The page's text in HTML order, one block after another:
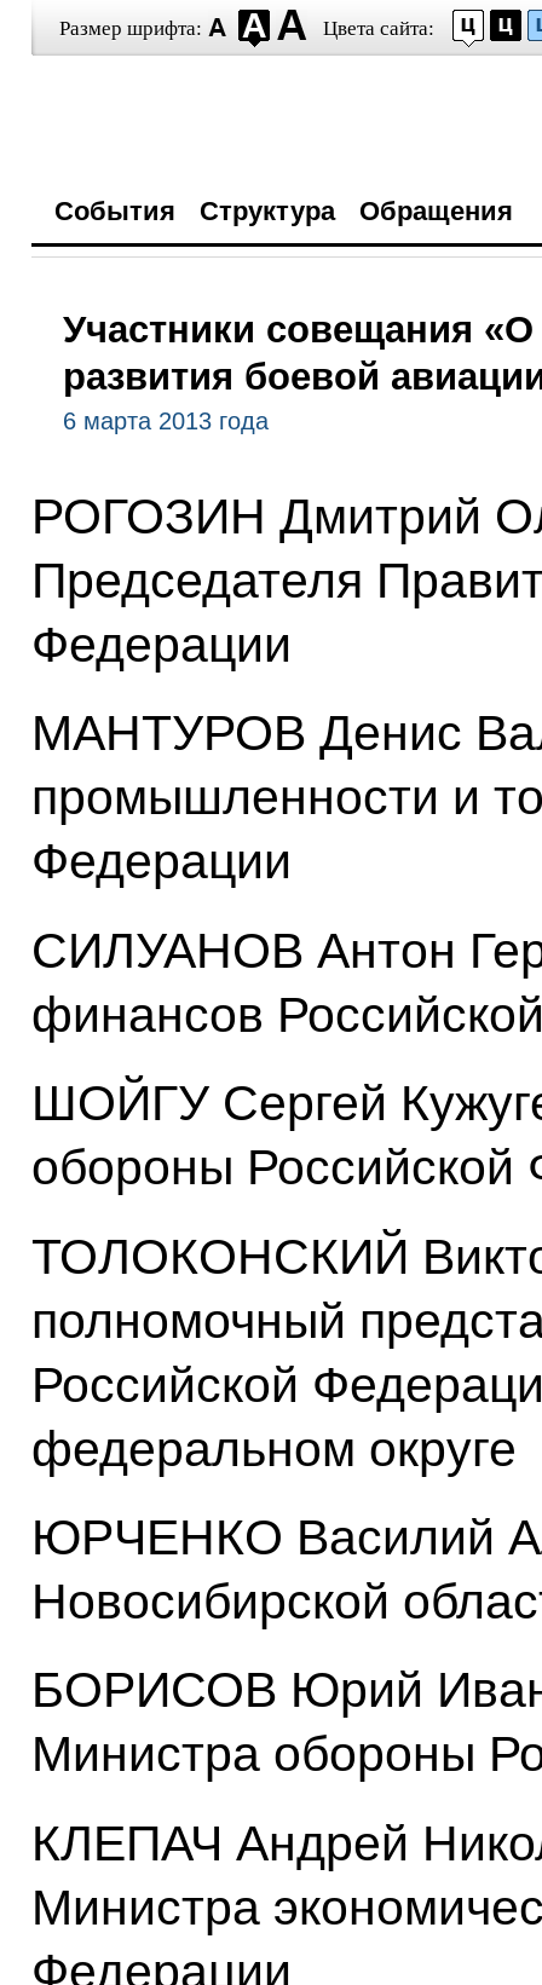
Размер шрифта: Цвета сайта:
События Структура Обращения
Участники совещания
развития боевой
6 марта 2013 года
РОГОЗИН Дмитрий
Председателя
Федерации
МАНТУРОВ Денис
промышленности и
Федерации
СИЛУАНОВ Антон
финансов
ШОЙГУ Сергей
обороны Российской
ТОЛОКОНСКИЙ
полномочный
Российской
федеральном округе
ЮРЧЕНКО Василий
Новосибирской
БОРИСОВ Юрий
Министра обороны
КЛЕПАЧ Андрей
Министра
Федерации